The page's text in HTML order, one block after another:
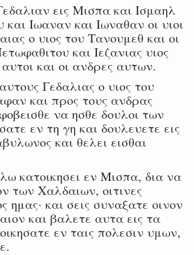
εις Μισπα και Ισμαηλ
και Ιωαναν και Ιωναθαν οι υιοι
ο υιος του Τανουμεθ και οι
και Ιεζανιας υιος
και οι ανδρες αυτων.
Γεδαλιας ο υιος του
και προς τους ανδρας
να ησθε δουλοι των
εν τη γη και δουλευετε εις
και θελει εισθαι
κατοικησει εν Μισπα, δια να
των Χαλδαιων, οιτινες
ημας· και σεις συναξατε οινον
και βαλετε αυτα εις τα
εν ταις πολεσιν υμων,